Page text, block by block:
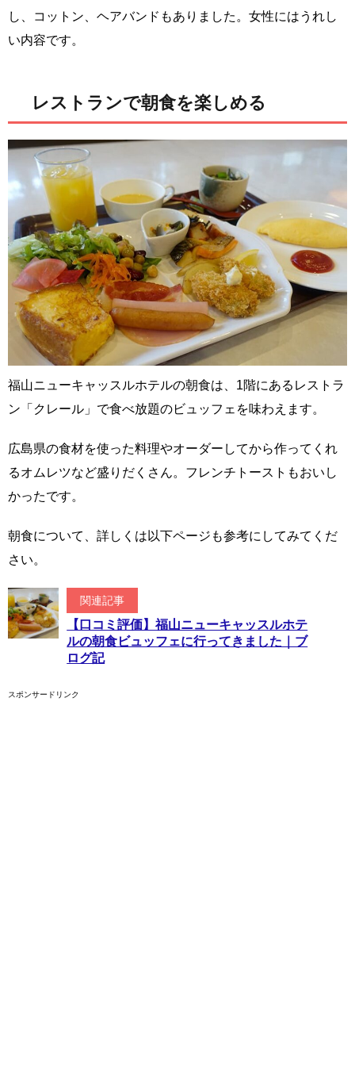
し、コットン、ヘアバンドもありました。女性にはうれし
い内容です。
レストランで朝食を楽しめる
福山ニューキャッスルホテルの朝食は、1階にあるレストラ
ン「クレール」で食べ放題のビュッフェを味わえます。
広島県の食材を使った料理やオーダーしてから作ってくれ
るオムレツなど盛りだくさん。フレンチトーストもおいし
かったです。
朝食について、詳しくは以下ページも参考にしてみてくだ
さい。
関連記事
【口コミ評価】福山ニューキャッスルホテ
ルの朝食ビュッフェに行ってきました｜ブ
ログ記
スポンサードリンク